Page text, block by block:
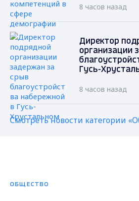
8 часов назад
Директор
организации
Гусь-
8 часов назад
Смотреть новости категории
ОБЩЕСТВО